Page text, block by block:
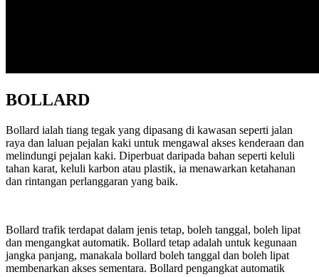
BOLLARD
Bollard ialah tiang tegak yang dipasang di kawasan seperti jalan
raya dan laluan pejalan kaki untuk mengawal akses kenderaan dan
melindungi pejalan kaki. Diperbuat daripada bahan seperti keluli
tahan karat, keluli karbon atau plastik, ia menawarkan ketahanan
dan rintangan perlanggaran yang baik.
Bollard trafik terdapat dalam jenis tetap, boleh tanggal, boleh lipat
dan mengangkat automatik. Bollard tetap adalah untuk kegunaan
jangka panjang, manakala bollard boleh tanggal dan boleh lipat
membenarkan akses sementara. Bollard pengangkat automatik